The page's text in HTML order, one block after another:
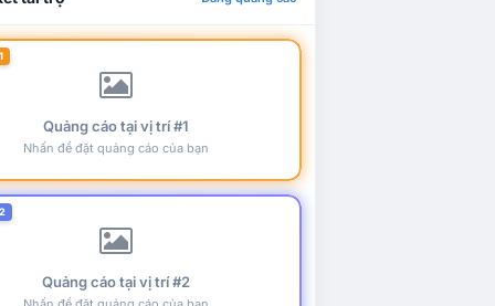
Quảng cáo tại vị trí #1
Nhấn để đặt quảng cáo của bạn
Quảng cáo tại vị trí #2